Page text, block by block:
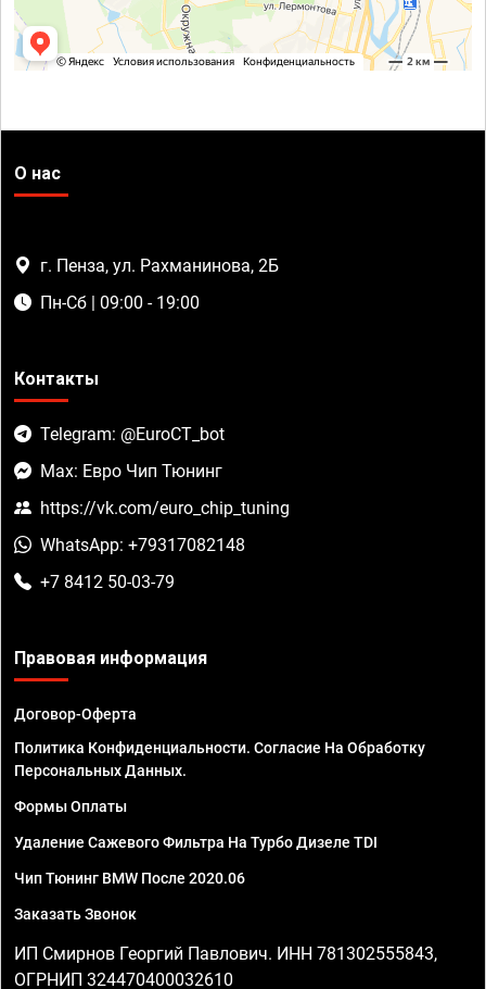
О нас
г. Пенза, ул. Рахманинова, 2Б
Пн-Сб | 09:00 - 19:00
Контакты
Telegram: @EuroCT_bot
Max: Евро Чип Тюнинг
https://vk.com/euro_chip_tuning
WhatsApp: +79317082148
+7 8412 50-03-79
Правовая информация
Договор-Оферта
Политика Конфиденциальности. Согласие На Обработку
Персональных Данных.
Формы Оплаты
Удаление Сажевого Фильтра На Турбо Дизеле TDI
Чип Тюнинг BMW После 2020.06
Заказать Звонок
ИП Смирнов Георгий Павлович. ИНН 781302555843,
ОГРНИП 324470400032610